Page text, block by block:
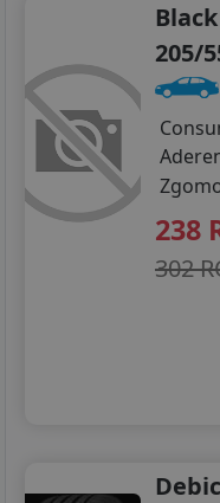
205/
238
302